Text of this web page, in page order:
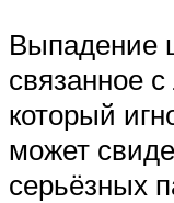
Выпадение
связанное
который
может
серьёзных